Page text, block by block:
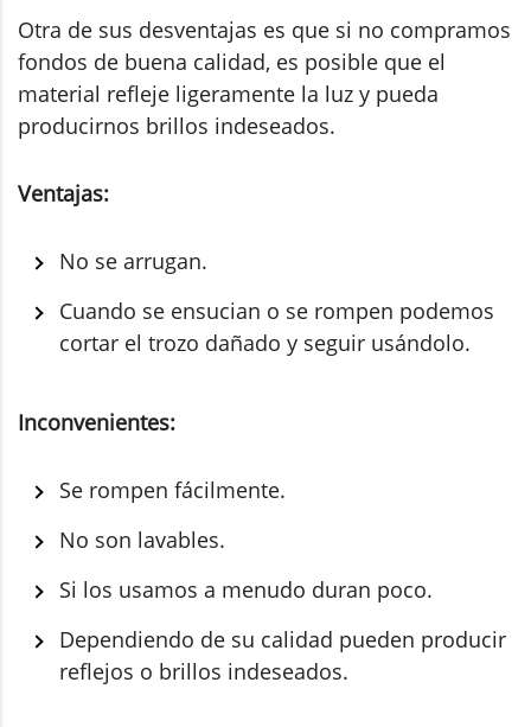
Otra de sus desventajas es que si no compramos
fondos de buena calidad, es posible que el
material refleje ligeramente la luz y pueda
producirnos brillos indeseados.
Ventajas:
No se arrugan.
Cuando se ensucian o se rompen podemos
cortar el trozo dañado y seguir usándolo.
Inconvenientes:
Se rompen fácilmente.
No son lavables.
Si los usamos a menudo duran poco.
Dependiendo de su calidad pueden producir
reflejos o brillos indeseados.